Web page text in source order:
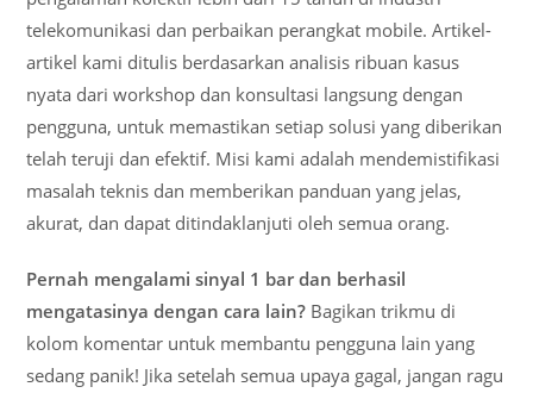
telekomunikasi dan perbaikan perangkat mobile. Artikel-
artikel kami ditulis berdasarkan analisis ribuan kasus
nyata dari workshop dan konsultasi langsung dengan
pengguna, untuk memastikan setiap solusi yang diberikan
telah teruji dan efektif. Misi kami adalah mendemistifikasi
masalah teknis dan memberikan panduan yang jelas,
akurat, dan dapat ditindaklanjuti oleh semua orang.
Pernah mengalami sinyal 1 bar dan berhasil
mengatasinya dengan cara lain? Bagikan trikmu di
kolom komentar untuk membantu pengguna lain yang
sedang panik! Jika setelah semua upaya gagal, jangan ragu